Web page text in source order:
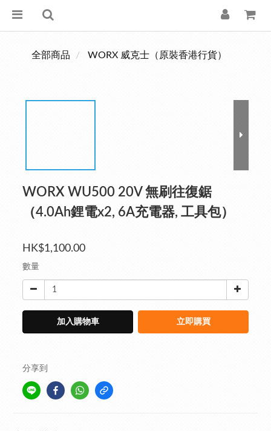
全部商品 WORX 威克士（原裝香港行貨）
WORX WU500 20V 無刷往復鋸
（4.0Ah鋰電x2, 6A充電器, 工具包）
HK$1,100.00
數量
加入購物車 立即購買
分享到